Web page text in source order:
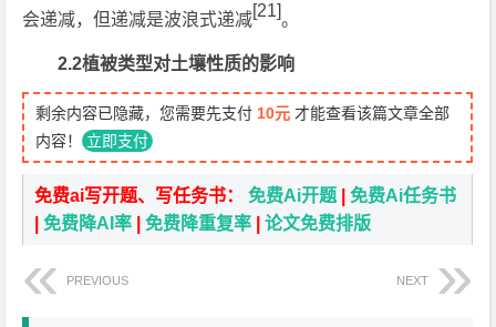
会递减，但递减是波浪式递减[21]。
2.2植被类型对土壤性质的影响
剩余内容已隐藏，您需要先支付 10元 才能查看该篇文章全部
内容！ 立即支付
免费ai写开题、写任务书：免费Ai开题 |免费Ai任务书
|免费降AI率 |免费降重复率 |论文免费排版
PREVIOUS NEXT